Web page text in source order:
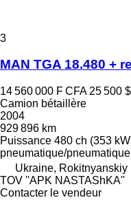
3
MAN TGA 18.480 +
14 560 000 F CFA 25 500
Camion bétaillère
2004
929 896 km
Puissance 480 ch (353
pneumatique/pneumatique
Ukraine, Rokitnyanskiy
TOV ''APK NASTAShKA''
Contacter le vendeur